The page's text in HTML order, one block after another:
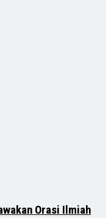
Orasi Ilmiah